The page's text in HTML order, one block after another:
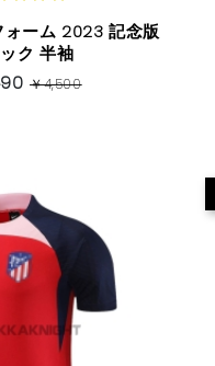
ォーム 2023 記念版
ク 半袖
￥4,500